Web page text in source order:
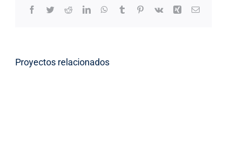
Facebook
TwitterRedditLinkedInWhatsApp
TumblrPinterest
Vk Xing Correo
Proyectos relacionados